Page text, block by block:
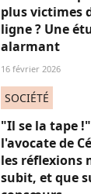
plus victimes
ligne ? Une
alarmant
16 février 2026
SOCIÉTÉ
"Il se la tape
l'avocate de
les réflexions
subit, et que